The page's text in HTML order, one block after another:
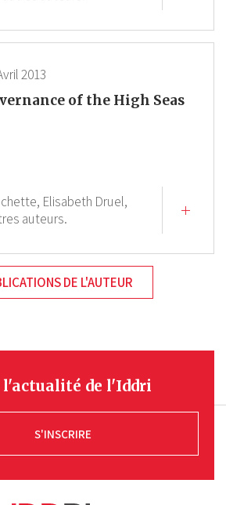
2013
of the High Seas
Elisabeth Druel,
auteurs.
DE L'AUTEUR
l'actualité de l'Iddri
S'INSCRIRE